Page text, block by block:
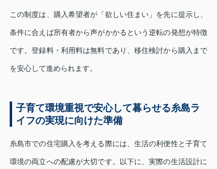
この制度は、購入希望者が「欲しい住まい」を先に提示し、
条件に合えば所有者から声がかかるという逆転の発想が特徴
です。登録料・利用料は無料であり、移住検討から購入まで
を安心して進められます。
子育て環境重視で安心して暮らせる糸島ラ
イフの実現に向けた準備
糸島市での住宅購入を考える際には、生活の利便性と子育て
環境の両立への配慮が大切です。以下に、実際の生活設計に